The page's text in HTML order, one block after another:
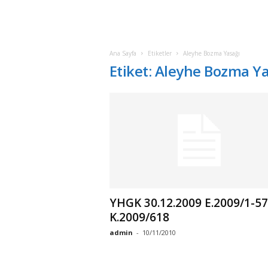
Ana Sayfa Etiketler Aleyhe Bozma Yasağı
Etiket: Aleyhe Bozma
YHGK 30.12.2009 E.2009/1-
K.2009/618
admin - 10/11/2010